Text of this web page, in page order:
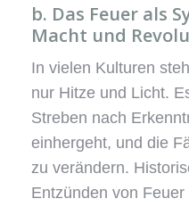
b. Das Feuer als
Macht und
In vielen Kulturen
nur Hitze und Licht.
Streben nach
einhergeht, und die
zu verändern.
Entzünden von